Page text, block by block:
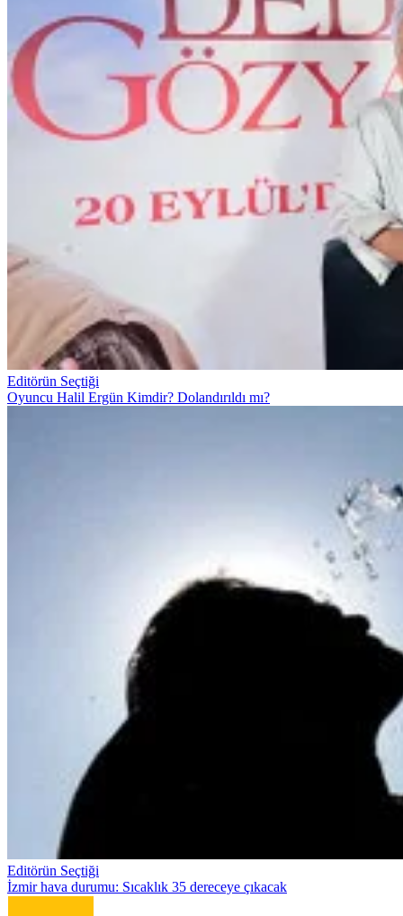
Editörün Seçtiği
Oyuncu Halil Ergün Kimdir? Dolandırıldı mı?
Editörün Seçtiği
İzmir hava durumu: Sıcaklık 35 dereceye çıkacak